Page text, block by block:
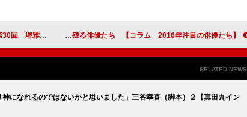
ぜ生まれたのか 「真田丸」 【コラム 2016年注目の俳優たち】 最終回 星野源&菅田将暉ほか 2016年、記憶に残る俳優たち
RELATED NEWS
神になれるのではないかと思いました」三谷幸喜（脚本）２【真田丸イン